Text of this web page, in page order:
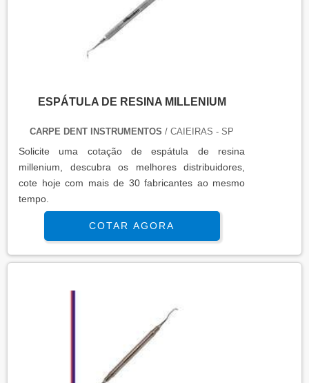
ESPÁTULA DE RESINA MILLENIUM
CARPE DENT INSTRUMENTOS / CAIEIRAS - SP
Solicite uma cotação de espátula de resina
millenium, descubra os melhores distribuidores,
cote hoje com mais de 30 fabricantes ao mesmo
tempo.
COTAR AGORA